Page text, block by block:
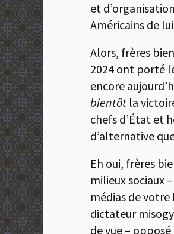
et
Américains de
Alors, frères
2024 ont porté
encore
bientôt la
chefs d’État et
d’alternative
Eh oui, frères
milieux sociaux
médias de
dictateur
de vue –